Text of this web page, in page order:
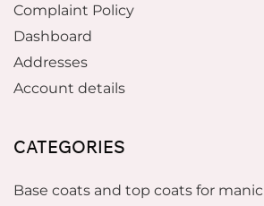
Complaint Policy
Dashboard
Addresses
Account details
CATEGORIES
Base coats and top coats for